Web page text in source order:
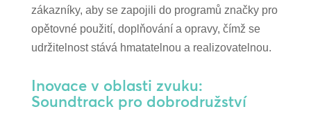
zákazníky, aby se zapojili do programů značky pro
opětovné použití, doplňování a opravy, čímž se
udržitelnost stává hmatatelnou a realizovatelnou.
Inovace v oblasti zvuku:
Soundtrack pro dobrodružství